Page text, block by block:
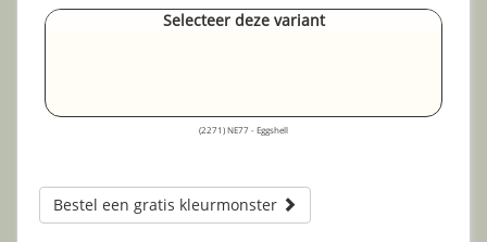
Selecteer deze variant
(2271) NE77 - Eggshell
Bestel een gratis kleurmonster